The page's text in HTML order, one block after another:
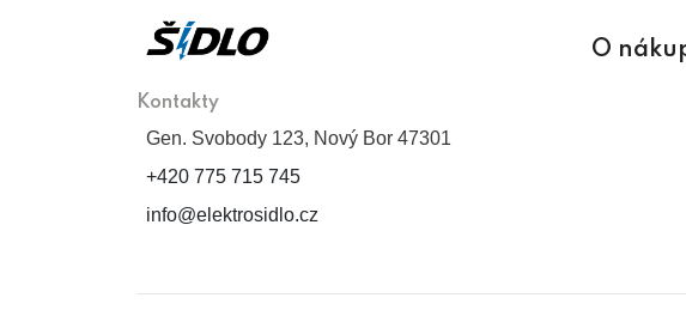
Kontakty
Gen. Svobody 123, Nový Bor 47301
+420 775 715 745
info@elektrosidlo.cz
O